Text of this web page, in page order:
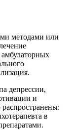
методами или
депрессии,
и
в